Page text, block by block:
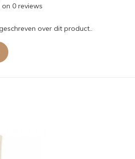
0 reviews
over dit product..